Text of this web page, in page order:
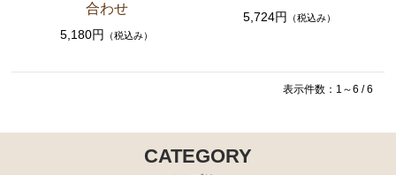
合わせ
5,180円 （税込み）
5,724円 （税込み）
表示件数：1～6 / 6
CATEGORY